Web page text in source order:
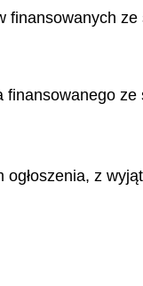
finansowanych
z